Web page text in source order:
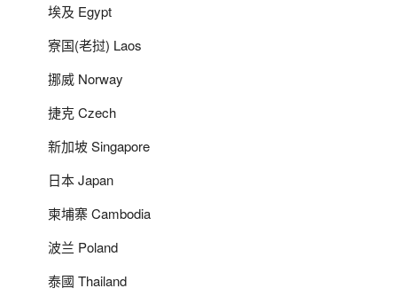
埃及 Egypt
寮国(老挝) Laos
挪威 Norway
捷克 Czech
新加坡 Singapore
日本 Japan
柬埔寨 Cambodia
波兰 Poland
泰國 Thailand